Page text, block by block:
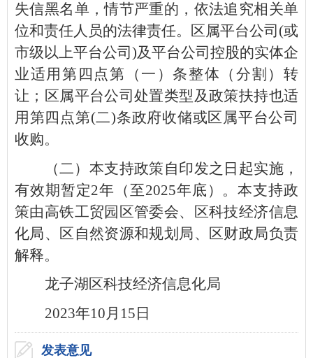
失信黑名单，情节严重的，依法追究相关单
位和责任人员的法律责任。区属平台公司(或
市级以上平台公司)及平台公司控股的实体企
业适用第四点第（一）条整体（分割）转
让；区属平台公司处置类型及政策扶持也适
用第四点第(二)条政府收储或区属平台公司
收购。
（二）本支持政策自印发之日起实施，
有效期暂定2年（至2025年底）。本支持政
策由高铁工贸园区管委会、区科技经济信息
化局、区自然资源和规划局、区财政局负责
解释。
龙子湖区科技经济信息化局
2023年10月15日
发表意见